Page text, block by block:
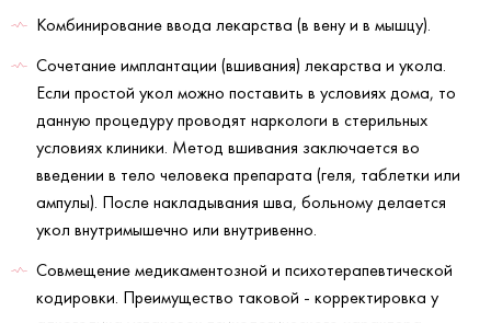
Комбинирование ввода лекарства (в вену и в мышцу).
Сочетание имплантации (вшивания) лекарства и укола.
Если простой укол можно поставить в условиях дома, то
данную процедуру проводят наркологи в стерильных
условиях клиники. Метод вшивания заключается во
введении в тело человека препарата (геля, таблетки или
ампулы). После накладывания шва, больному делается
укол внутримышечно или внутривенно.
Совмещение медикаментозной и психотерапевтической
кодировки. Преимущество таковой - корректировка у